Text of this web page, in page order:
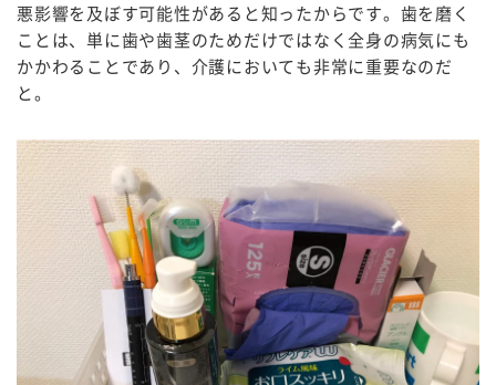
悪影響を及ぼす可能性があると知ったからです。歯を磨く
ことは、単に歯や歯茎のためだけではなく全身の病気にも
かかわることであり、介護においても非常に重要なのだ
と。